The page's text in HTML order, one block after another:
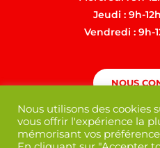
Jeudi : 9h-
Vendredi : 9h-
NOUS
Nous utilisons des cookies
vous offrir l'expérience la
mémorisant vos